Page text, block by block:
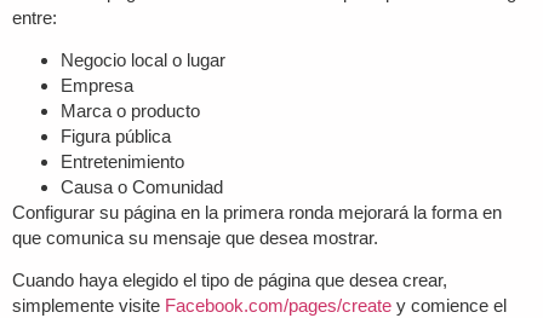
entre:
Negocio local o lugar
Empresa
Marca o producto
Figura pública
Entretenimiento
Causa o Comunidad
Configurar su página en la primera ronda mejorará la forma en
que comunica su mensaje que desea mostrar.
Cuando haya elegido el tipo de página que desea crear,
simplemente visite Facebook.com/pages/create y comience el